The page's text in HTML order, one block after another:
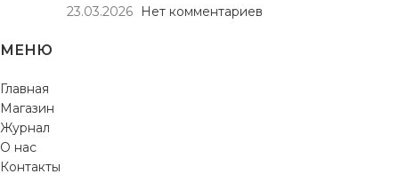
23.03.2026
Нет комментариев
МЕНЮ
Главная
Магазин
Журнал
О нас
Контакты